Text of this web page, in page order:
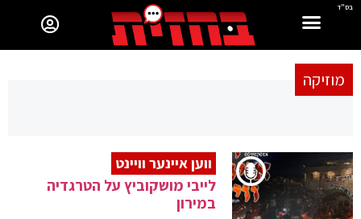
בס"ד
מוזיקה
ווען איינער וויינט
לייבי מושקוביץ על הטרגדיה
במירון